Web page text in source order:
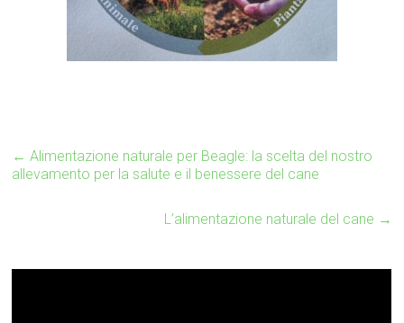
← Alimentazione naturale per Beagle: la scelta del nostro
allevamento per la salute e il benessere del cane
L’alimentazione naturale del cane →